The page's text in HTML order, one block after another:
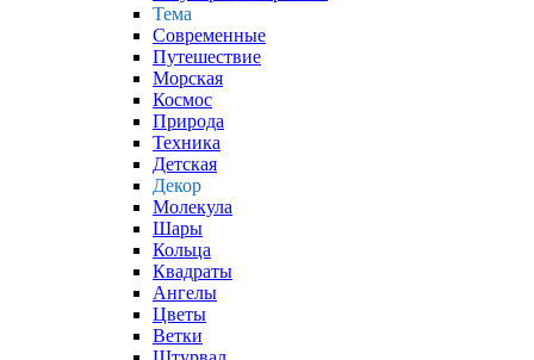
Тема
Современные
Путешествие
Морская
Космос
Природа
Техника
Детская
Декор
Молекула
Шары
Кольца
Квадраты
Ангелы
Цветы
Ветки